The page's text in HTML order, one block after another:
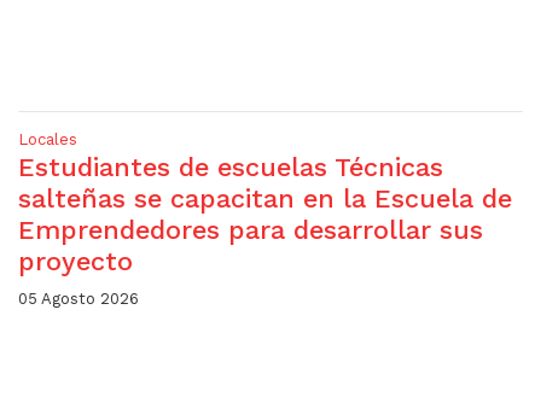
Locales
Estudiantes de escuelas Técnicas
salteñas se capacitan en la Escuela de
Emprendedores para desarrollar sus
proyecto
05 Agosto 2026